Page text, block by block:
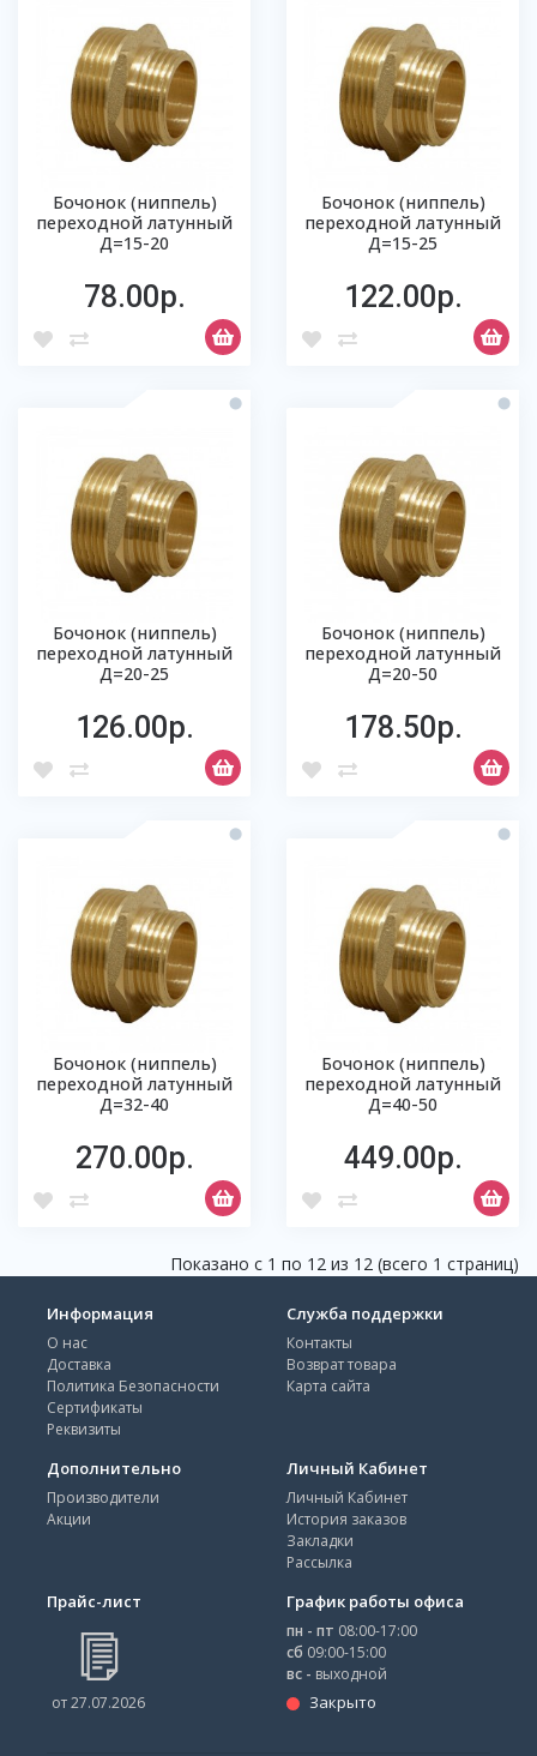
Бочонок (ниппель)
переходной латунный
Д=15-20
78.00р.
Бочонок (ниппель)
переходной латунный
Д=15-25
122.00р.
Бочонок (ниппель)
переходной латунный
Д=20-25
126.00р.
Бочонок (ниппель)
переходной латунный
Д=20-50
178.50р.
Бочонок (ниппель)
переходной латунный
Д=32-40
270.00р.
Бочонок (ниппель)
переходной латунный
Д=40-50
449.00р.
Показано с 1 по 12 из 12 (всего 1 страниц)
Информация
О нас
Доставка
Политика Безопасности
Сертификаты
Реквизиты
Служба поддержки
Контакты
Возврат товара
Карта сайта
Дополнительно
Производители
Акции
Личный Кабинет
Личный Кабинет
История заказов
Закладки
Рассылка
Прайс-лист
от 27.07.2026
График работы офиса
пн - пт 08:00-17:00
сб 09:00-15:00
вс - выходной
Закрыто